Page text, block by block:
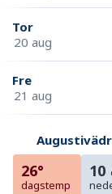
Tor
20 aug
Fre
21 aug
26°
dagstemp
10